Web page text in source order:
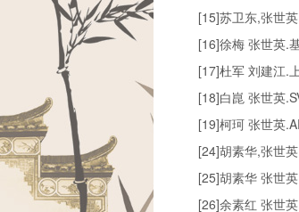
[15]苏卫东,张世
[16]徐梅 张世英.
[17]杜军 刘建江.
[18]白崑 张世英
[19]柯珂 张世英
[24]胡素华,张世
[25]胡素华 张世
[26]余素红 张世